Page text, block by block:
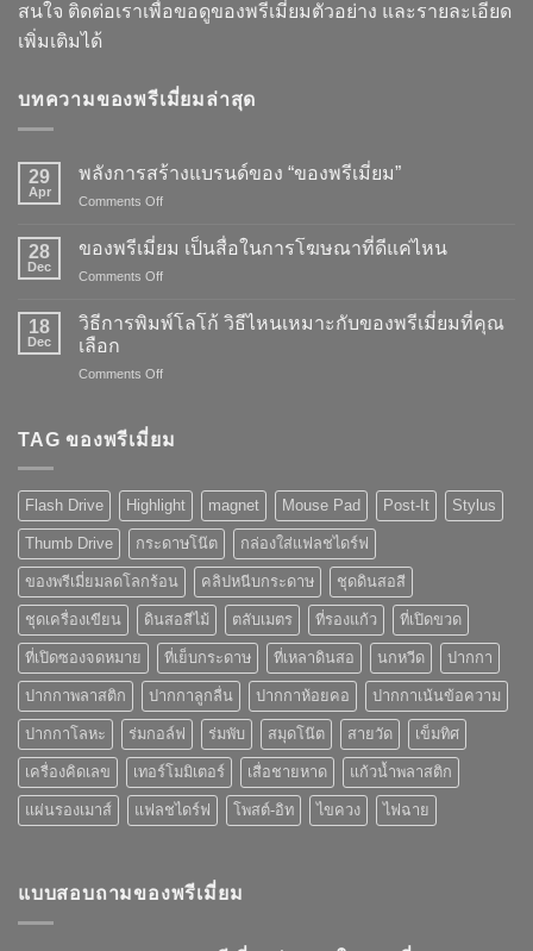
สนใจ ติดต่อเราเพื่อขอดูของพรีเมี่ยมตัวอย่าง และรายละเอียด
เพิ่มเติมได้
บทความของพรีเมี่ยมล่าสุด
29
Apr
พลังการสร้างแบรนด์ของ “ของพรีเมี่ยม”
Comments Offon
“ของ
28
Dec
ของพรีเมี่ยม เป็นสื่อในการโฆษณาที่ดีแค่ไหน
Comments Offon
พรี
เป็น
การ
ดี
แค่
ไหน
18
Dec
วิธีการพิมพ์โลโก้ วิธีไหนเหมาะกับของพรีเมี่ยมที่คุณ
เลือก
Comments Offon
พิมพ์
ไหน
เหมาะ
กับ
พรี
เมี่
ยม
ที่
คุณ
เลือก
TAG ของพรีเมี่ยม
Flash Drive Highlight magnet Mouse Pad Post-It Stylus
Thumb Drive กระดาษโน๊ต กล่องใส่แฟลชไดร์ฟ
ของพรีเมี่ยมลดโลกร้อน คลิปหนีบกระดาษ ชุดดินสอสี
ชุดเครื่องเขียน ดินสอสีไม้ ตลับเมตร ที่รองแก้ว ที่เปิดขวด
ที่เปิดซองจดหมาย ที่เย็บกระดาษ ที่เหลาดินสอ นกหวีด ปากกา
ปากกาพลาสติก ปากกาลูกลื่น ปากกาห้อยคอ ปากกาเน้นข้อความ
ปากกาโลหะ ร่มกอล์ฟ ร่มพับ สมุดโน๊ต สายวัด เข็มทิศ
เครื่องคิดเลข เทอร์โมมิเตอร์ เสื่อชายหาด แก้วน้ำพลาสติก
แผ่นรองเมาส์ แฟลชไดร์ฟ โพสต์-อิท ไขควง ไฟฉาย
แบบสอบถามของพรีเมี่ยม